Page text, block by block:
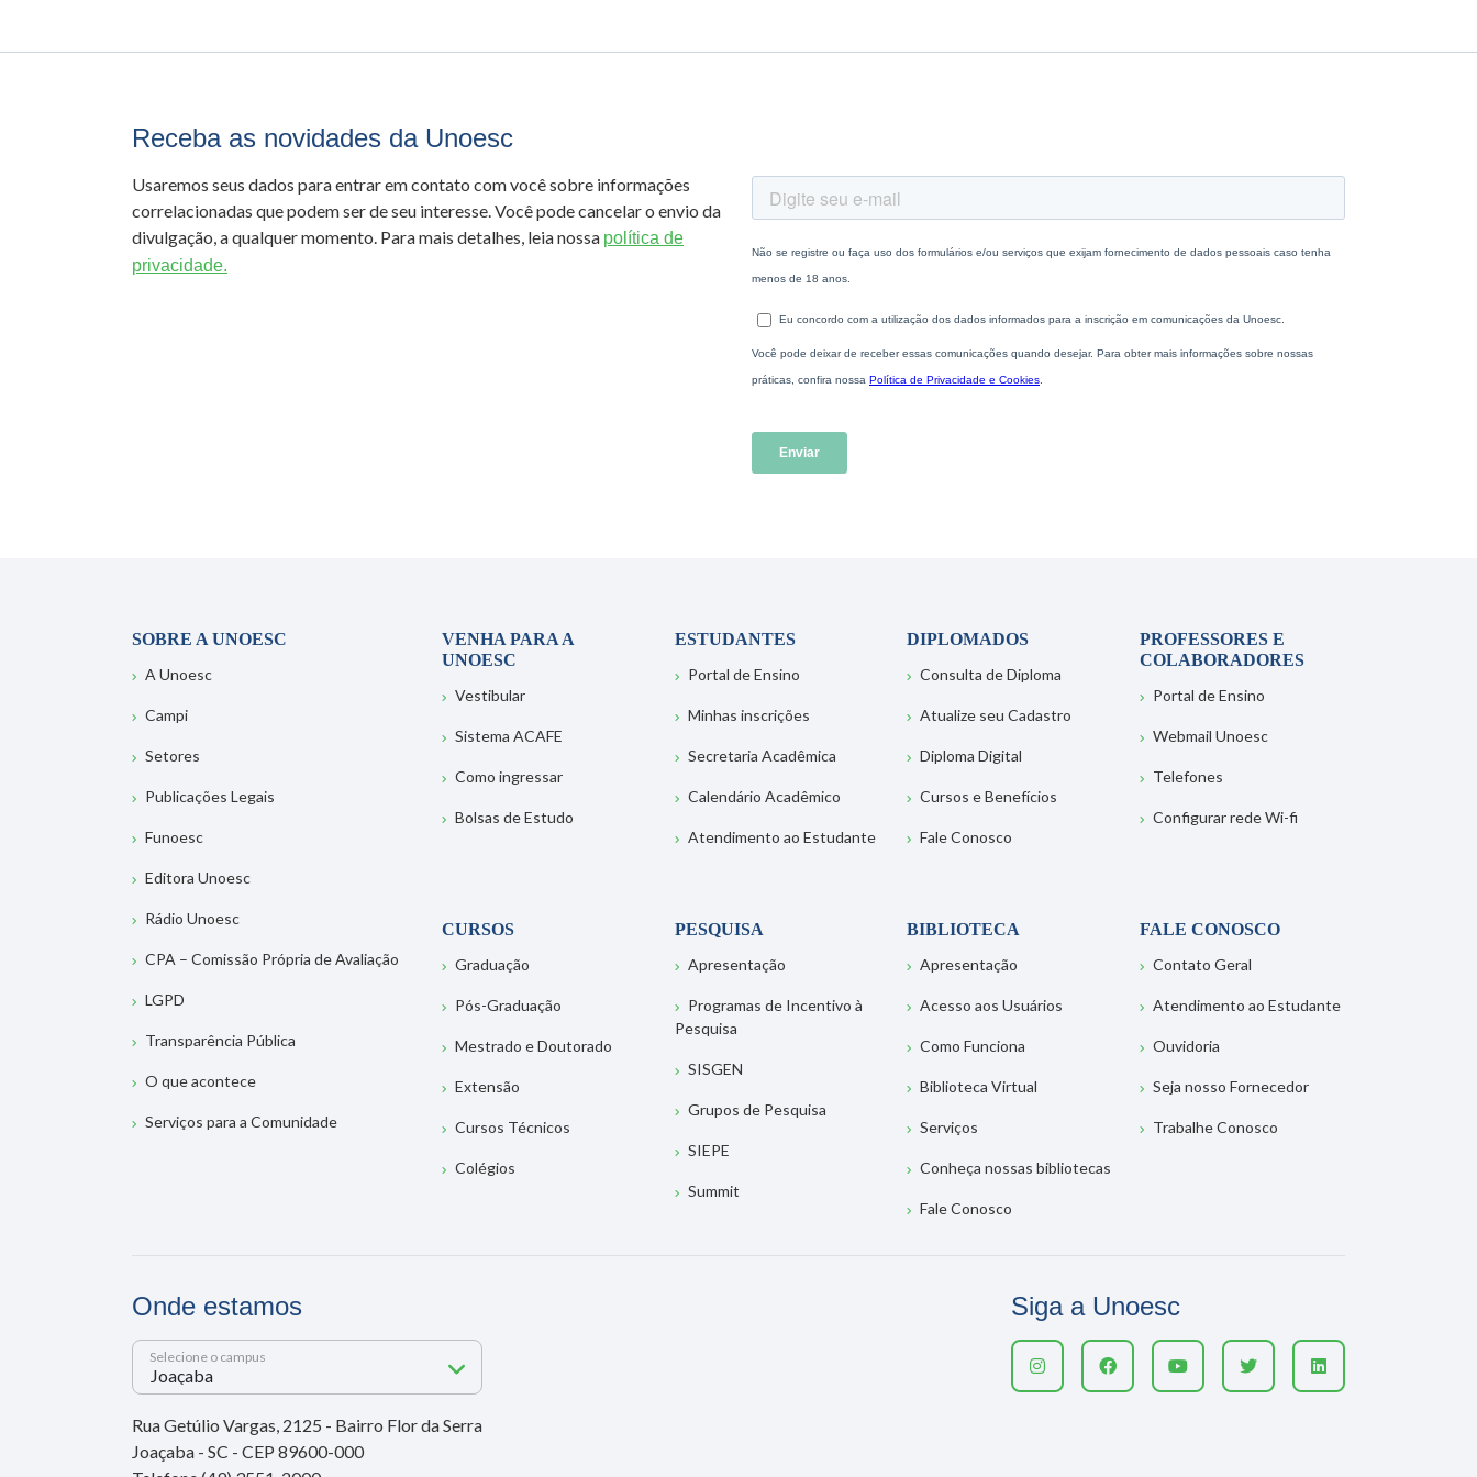
Receba as novidades da Unoesc
Usaremos seus dados para entrar em contato com você sobre informações
correlacionadas que podem ser de seu interesse. Você pode cancelar o envio da
divulgação, a qualquer momento. Para mais detalhes, leia nossa política de
privacidade.
SOBRE A UNOESC
A Unoesc
Campi
Setores
Publicações Legais
Funoesc
Editora Unoesc
Rádio Unoesc
CPA – Comissão Própria de Avaliação
LGPD
Transparência Pública
O que acontece
Serviços para a Comunidade
VENHA PARA A
UNOESC
Vestibular
Sistema ACAFE
Como ingressar
Bolsas de Estudo
ESTUDANTES
Portal de Ensino
Minhas inscrições
Secretaria Acadêmica
Calendário Acadêmico
Atendimento ao Estudante
DIPLOMADOS
Consulta de Diploma
Atualize seu Cadastro
Diploma Digital
Cursos e Benefícios
Fale Conosco
PROFESSORES E
COLABORADORES
Portal de Ensino
Webmail Unoesc
Telefones
Configurar rede Wi-fi
CURSOS
Graduação
Pós-Graduação
Mestrado e Doutorado
Extensão
Cursos Técnicos
Colégios
PESQUISA
Apresentação
Programas de Incentivo à
Pesquisa
SISGEN
Grupos de Pesquisa
SIEPE
Summit
BIBLIOTECA
Apresentação
Acesso aos Usuários
Como Funciona
Biblioteca Virtual
Serviços
Conheça nossas bibliotecas
Fale Conosco
FALE CONOSCO
Contato Geral
Atendimento ao Estudante
Ouvidoria
Seja nosso Fornecedor
Trabalhe Conosco
Onde estamos
Selecione o campus
Rua Getúlio Vargas, 2125 - Bairro Flor da Serra
Joaçaba - SC - CEP 89600-000
Siga a Unoesc